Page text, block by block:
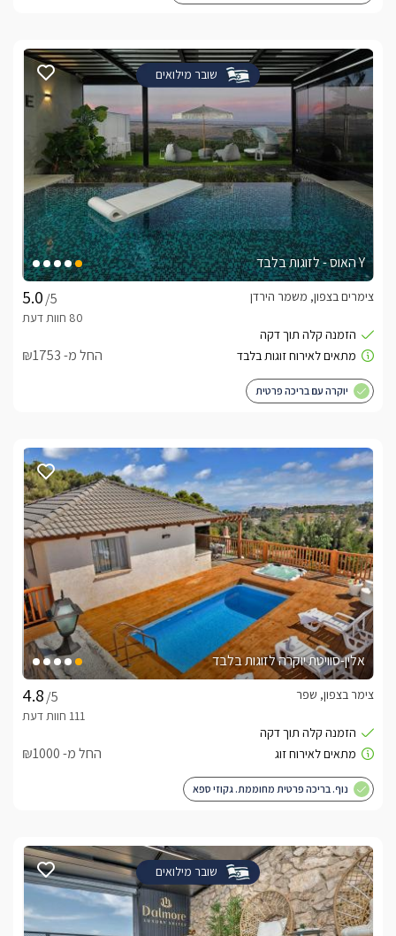
שובר מילואים
Y האוס - לזוגות בלבד
/5
צימרים בצפון, משמר הירדן
החל מ- ₪1753
יוקרה עם בריכה פרטית
אלין-סוויטת יוקרה לזוגות בלבד
/5
צימר בצפון, שפר
החל מ- ₪1000
נוף. בריכה פרטית מחוממת. גקוזי ספא
שובר מילואים